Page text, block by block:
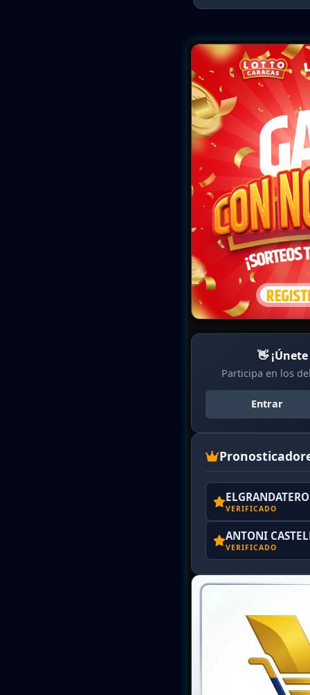
👋
Participa en los
Entrar
VERIFICADO
ANTONI
VERIFICADO